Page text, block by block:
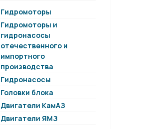
Гидромоторы
Гидромоторы и
гидронасосы
отечественного и
импортного
производства
Гидронасосы
Головки блока
Двигатели КамАЗ
Двигатели ЯМЗ